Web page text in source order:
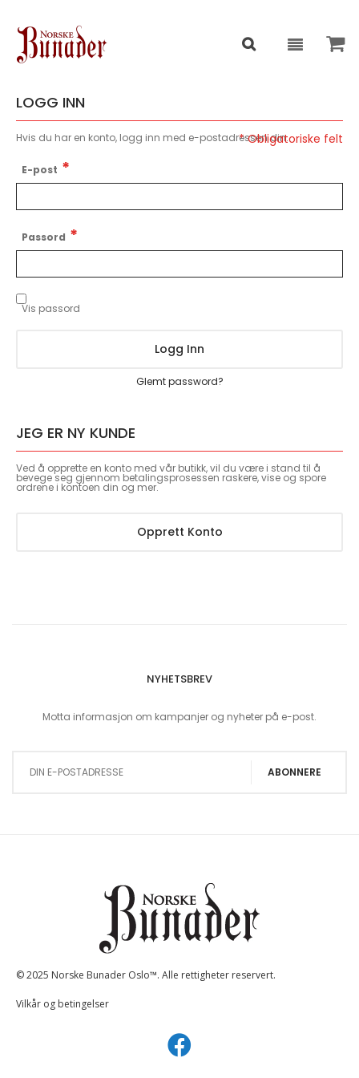
LOGG INN
Hvis du har en konto, logg inn med e-postadressen din.
E-post
Passord
Vis passord
Logg Inn
Glemt password?
JEG ER NY KUNDE
Ved å opprette en konto med vår butikk, vil du være i stand til å
bevege seg gjennom betalingsprosessen raskere, vise og spore
ordrene i kontoen din og mer.
Opprett Konto
NYHETSBREV
Motta informasjon om kampanjer og nyheter på e-post.
ABONNERE
© 2025 Norske Bunader Oslo™. Alle rettigheter reservert.
Vilkår og betingelser